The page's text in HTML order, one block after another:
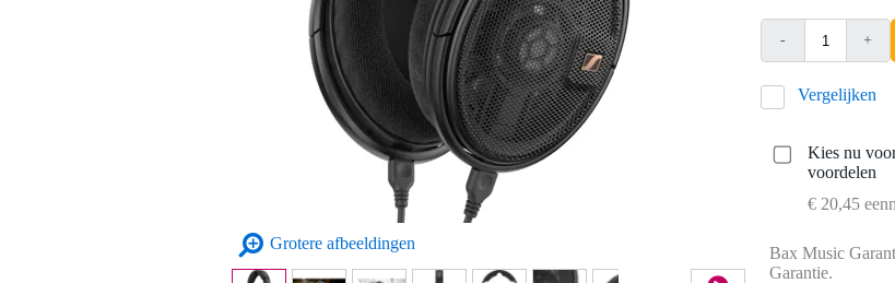
Grotere afbeeldingen
- +
Vergelijken
Kies nu
voordelen
€ 20,45
Bax Music
Garantie.